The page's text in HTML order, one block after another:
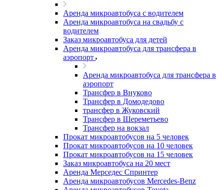
Аренда микроавтобуса с водителем
Аренда микроавтобуса на свадьбу с
водителем
Заказ микроавтобуса для детей
Аренда микроавтобуса для трансфера в
аэропорт
Аренда микроавтобуса для трансфера в
аэропорт
Трансфер в Внуково
Трансфер в Домодедово
трансфер в Жуковский
Трансфер в Шереметьево
Трансфер на вокзал
Прокат микроавтобусов на 5 человек
Прокат микроавтобусов на 10 человек
Прокат микроавтобусов на 15 человек
Заказ микроавтобуса на 20 мест
Аренда Мерседес Спринтер
Аренда микроавтобусов Mercedes-Benz